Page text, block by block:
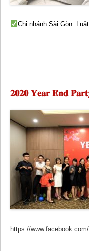
Chi nhánh Sài Gòn:
𝟐𝟎𝟐𝟎 𝐘𝐞𝐚𝐫 𝐄𝐧𝐝
https://